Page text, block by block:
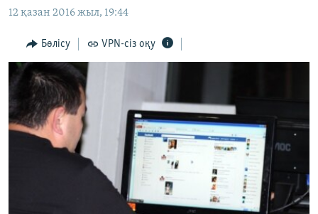
Navigation
Search
АДАМ ҚҰҚЫҚТАРЫ
ӘЛЕУМЕТ
ӘЛЕМ
АРНАЙЫ ЖОБАЛАР
Русский
12 қазан 2016 жыл, 19:44
Бөлісу VPN-сіз оқу